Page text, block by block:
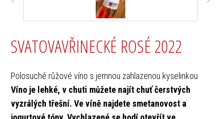
SVATOVAVŘINECKÉ ROSÉ 2022
Polosuché růžové víno s jemnou zahlazenou kyselinkou.
Víno je lehké, v chuti můžete najít chuť čerstvých
vyzrálých třešní. Ve víně najdete smetanovost a